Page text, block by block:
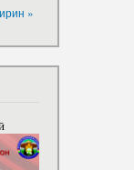
»